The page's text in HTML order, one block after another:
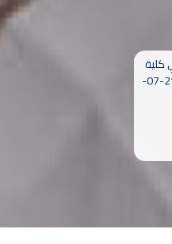
كلية
الصيدلة ليوم الاثنين الموافق لـ 20-07-